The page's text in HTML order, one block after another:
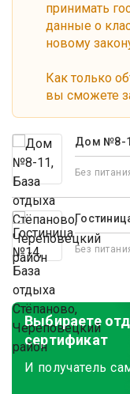
принимать
данные о
новому
Как только
вы сможете
Дом №8-
Без
Без
Выбираете
сертификат
И получатель